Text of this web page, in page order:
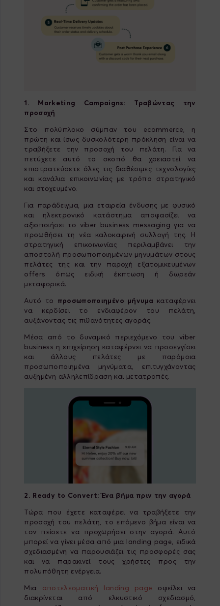
1. Marketing Campaigns: Τραβώντας την
προσοχή
Στο πολύπλοκο σύμπαν του ecommerce, η
πρώτη και ίσως δυσκολότερη πρόκληση είναι να
τραβήξετε την προσοχή του πελάτη. Για να
πετύχετε αυτό το σκοπό θα χρειαστεί να
επιστρατεύσετε όλες τις διαθέσιμες τεχνολογίες
και κανάλια επικοινωνίας με τρόπο στρατηγικό
και στοχευμένο.
Για παράδειγμα, μια εταιρεία ένδυσης με φυσικό
και ηλεκτρονικό κατάστημα αποφασίζει να
αξιοποιήσει το viber business messaging για να
προωθήσει τη νέα καλοκαιρινή συλλογή της. Η
στρατηγική επικοινωνίας περιλαμβάνει την
αποστολή προσωποποιημένων μηνυμάτων στους
πελάτες της και την παροχή εξατομικευμένων
offers όπως ειδική έκπτωση ή δωρεάν
μεταφορικά.
Αυτό το προσωποποιημένο μήνυμα καταφέρνει
να κερδίσει το ενδιαφέρον του πελάτη,
αυξάνοντας τις πιθανότητες αγοράς.
Μέσα από το δυναμικό περιεχόμενο του viber
business η επιχείρηση καταφέρνει να προσεγγίσει
και άλλους πελάτες με παρόμοια
προσωποποιημένα μηνύματα, επιτυγχάνοντας
αυξημένη αλληλεπίδραση και μετατροπές.
2. Ready to Convert: Ένα βήμα πριν την αγορά
Τώρα που έχετε καταφέρει να τραβήξετε την
προσοχή του πελάτη, το επόμενο βήμα είναι να
τον πείσετε να προχωρήσει στην αγορά. Αυτό
μπορεί να γίνει μέσα από μια landing page, ειδικά
σχεδιασμένη να παρουσιάζει τις προσφορές σας
και να παρακινεί τους χρήστες προς την
πολυπόθητη ενέργεια.
Μια αποτελεσματική landing page οφείλει να
διακρίνεται από ελκυστικό σχεδιασμό,